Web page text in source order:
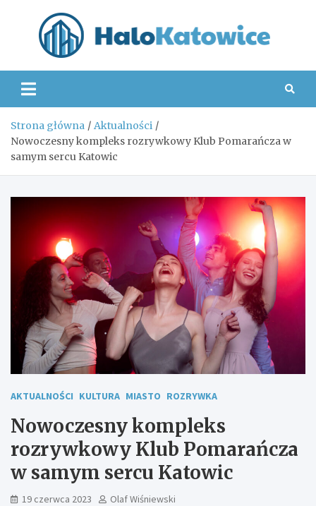
Strona główna
Aktualności
Nowoczesny kompleks rozrywkowy Klub Pomarańcza w
samym sercu Katowic
AKTUALNOŚCI KULTURA MIASTO ROZRYWKA
Nowoczesny kompleks
rozrywkowy Klub Pomarańcza
w samym sercu Katowic
19 czerwca 2023 Olaf Wiśniewski